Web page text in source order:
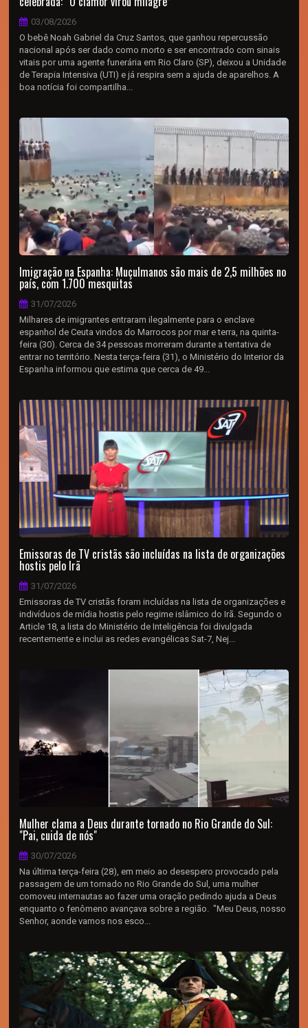
03/08/2026
O bebê Noah Gabriel da Cruz Santos, que ganhou repercussão
nacional após ser dado como morto e ser encontrado com sinais
vitais por uma agente funerária em Rio Claro (SP), deixou a Unidade
de Terapia Intensiva (UTI) e já respira sem a ajuda de aparelhos. A
boa notícia foi compartilha...
Imigração na Espanha: Muçulmanos são mais de 2,5 milhões no
país, com 1.700 mesquitas
31/07/2026
Milhares de imigrantes entraram ilegalmente para o enclave
espanhol de Ceuta vindos do Marrocos por mar e terra, na quinta-
feira (30). Cerca de 34 pessoas morreram durante a tentativa de
entrar no território. Nesta terça-feira (31), o Ministério do Interior da
Espanha informou que estima que cerca de 49...
Emissoras de TV cristãs são incluídas na lista de organizações
hostis pelo Irã
31/07/2026
Emissoras de TV cristãs foram incluídas na lista de organizações e
indivíduos de mídia hostis pelo regime islâmico do Irã. Segundo o
Article 18, a lista do Ministério de Inteligência foi divulgada
recentemente e inclui as redes evangélicas Sat-7, Nej...
Mulher clama a Deus durante tornado no Rio Grande do Sul:
"Pai, cuida de nós"
30/07/2026
Na última terça-feira (28), em meio ao desespero provocado pela
passagem de um tornado no Rio Grande do Sul, uma mulher
comoveu internautas ao fazer uma oração pedindo ajuda a Deus
enquanto o fenômeno avançava sobre a região. "Meu Deus, nosso
Senhor, aonde vamos nos esco...